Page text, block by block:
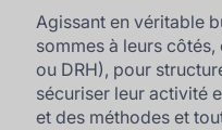
Agissant en véritable
sommes à leurs
ou DRH), pour
sécuriser leur activité
et des méthodes et